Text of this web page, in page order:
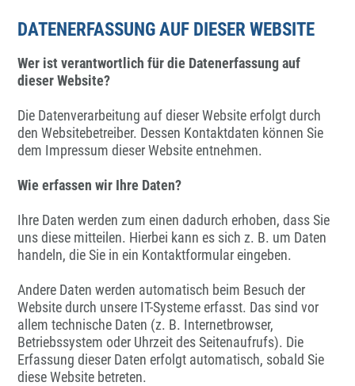
DATENERFASSUNG AUF DIESER WEBSITE
Wer ist verantwortlich für die Datenerfassung auf
dieser Website?
Die Datenverarbeitung auf dieser Website erfolgt durch
den Websitebetreiber. Dessen Kontaktdaten können Sie
dem Impressum dieser Website entnehmen.
Wie erfassen wir Ihre Daten?
Ihre Daten werden zum einen dadurch erhoben, dass Sie
uns diese mitteilen. Hierbei kann es sich z. B. um Daten
handeln, die Sie in ein Kontaktformular eingeben.
Andere Daten werden automatisch beim Besuch der
Website durch unsere IT-Systeme erfasst. Das sind vor
allem technische Daten (z. B. Internetbrowser,
Betriebssystem oder Uhrzeit des Seitenaufrufs). Die
Erfassung dieser Daten erfolgt automatisch, sobald Sie
diese Website betreten.